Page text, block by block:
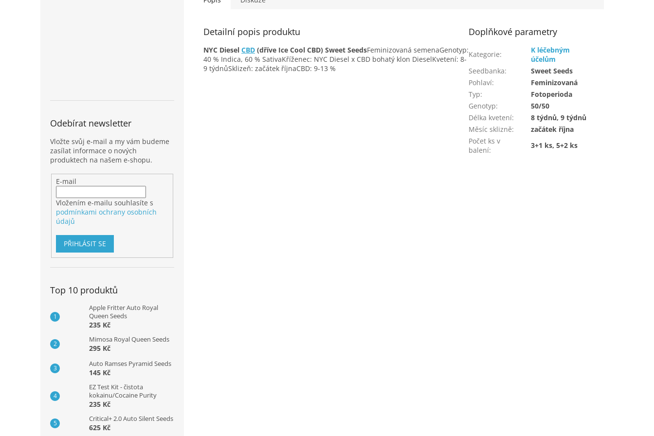
Odebírat newsletter
Vložte svůj e-mail a my vám budeme
zasílat informace o nových
produktech na našem e-shopu.
E-mail
Vložením e-mailu souhlasíte s
podmínkami ochrany osobních
údajů
PŘIHLÁSIT SE
Top 10 produktů
Apple Fritter Auto Royal
Queen Seeds
235 Kč
Mimosa Royal Queen Seeds
295 Kč
Auto Ramses Pyramid Seeds
145 Kč
EZ Test Kit - čistota
kokainu/Cocaine Purity
235 Kč
Critical+ 2.0 Auto Silent Seeds
625 Kč
Detailní popis produktu
NYC Diesel CBD (dříve Ice Cool CBD) Sweet SeedsFeminizovaná semenaGenotyp:
40 % Indica, 60 % SativaKříženec: NYC Diesel x CBD bohatý klon DieselKvetení: 8-
9 týdnůSklizeň: začátek říjnaCBD: 9-13 %
Doplňkové parametry
Kategorie:
K léčebným
účelům
Seedbanka:
Sweet Seeds
Pohlaví:
Feminizovaná
Typ:
Fotoperioda
Genotyp:
50/50
Délka kvetení:
8 týdnů, 9 týdnů
Měsíc sklizně:
začátek října
Počet ks v
balení:
3+1 ks, 5+2 ks